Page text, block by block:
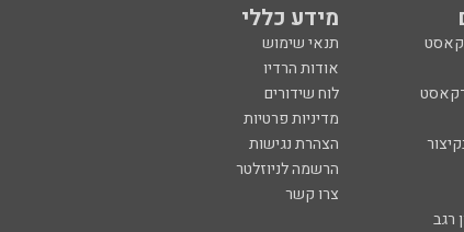
מידע כללי
תנאי שימוש
אודות הרדיו
לוח שידורים
מדיניות פרטיות
הצהרת נגישות
הרשמה לניוזלטר
צרו קשר
רגב